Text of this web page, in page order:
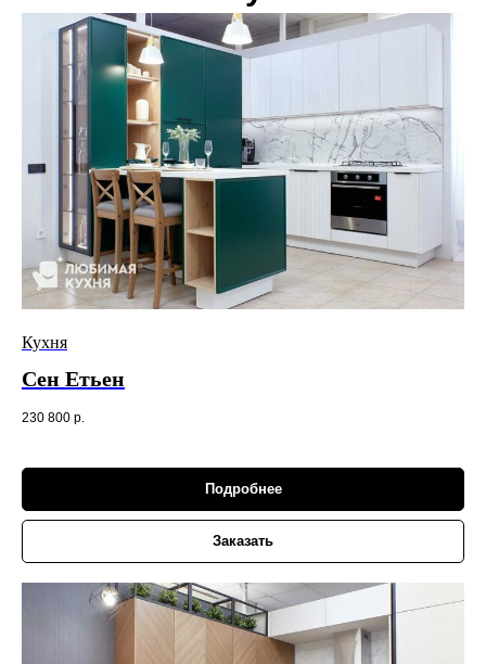
Кухня
Сен Етьен
230 800 р.
Подробнее
Заказать